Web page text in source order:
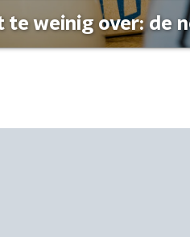
te weinig over: de